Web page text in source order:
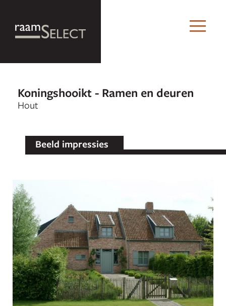
Koningshooikt - Ramen en deuren
Hout
Beeld impressies